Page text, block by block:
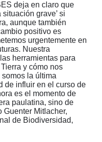
deja en claro que
grave’ si
aunque también
positivo es
urgentemente en
Nuestra
herramientas para
y cómo nos
la última
de influir en el curso de
es el momento de
paulatina, sino de
Guenter Mitlacher,
de Biodiversidad,